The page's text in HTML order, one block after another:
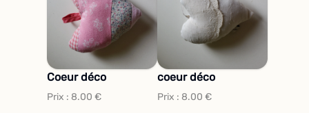
Coeur déco
Prix : 8.00 €
coeur déco
Prix : 8.00 €